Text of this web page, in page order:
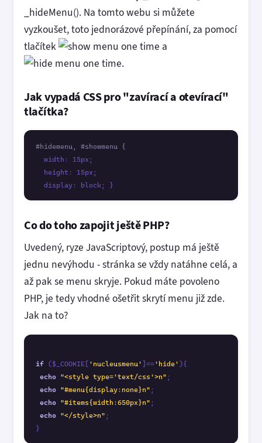
_hideMenu(). Na tomto webu si můžete
vyzkoušet, toto jednorázové přepínání, za pomocí
tlačítek
a
.
Jak vypadá CSS pro "zavírací a otevírací"
tlačítka?
#hidemenu, #showmenu {
  width: 15px;
  height: 15px;
  display: block; }
Co do toho zapojit ještě PHP?
Uvedený, ryze JavaScriptový, postup má ještě
jednu nevýhodu - stránka se vždy natáhne celá, a
až pak se menu skryje. Pokud máte povoleno
PHP, je tedy vhodné ošetřit skrytí menu již zde.
Jak na to?
if ($_COOKIE[ 'nucleusmenu' ]=='hide' ){
echo "<style type='text/css'>n" ;
echo "#menu{display:none}n" ;
echo "#items{width:650px}n" ;
echo "</style>n" ;